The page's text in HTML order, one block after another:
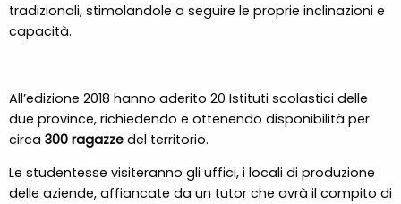
tradizionali, stimolandole a seguire le proprie inclinazioni e
capacità.
All’edizione 2018 hanno aderito 20 Istituti scolastici delle
due province, richiedendo e ottenendo disponibilità per
circa 300 ragazzedel territorio.
Le studentesse visiteranno gli uffici, i locali di produzione
delle aziende, affiancate da un tutor che avrà il compito di